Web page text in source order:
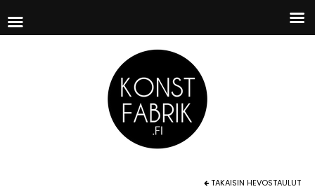
TAKAISIN HEVOSTAULUT